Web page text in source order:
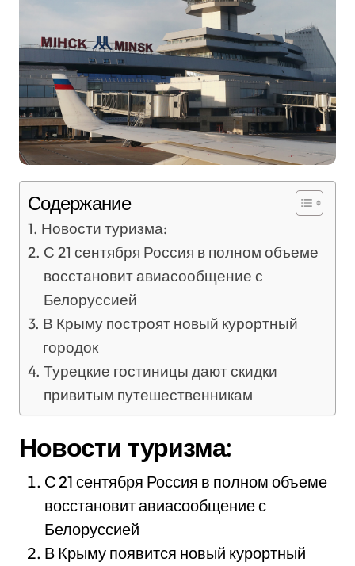
Содержание
Новости туризма:
С 21 сентября Россия в полном объеме
восстановит авиасообщение с
Белоруссией
В Крыму построят новый курортный
городок
Турецкие гостиницы дают скидки
привитым путешественникам
Новости туризма:
С 21 сентября Россия в полном объеме
восстановит авиасообщение с
Белоруссией
В Крыму появится новый курортный